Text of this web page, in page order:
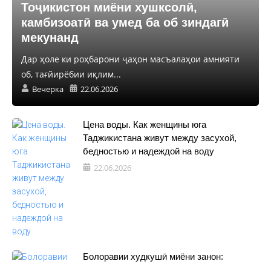
Тоҷикистон миёни хушксолӣ,
камбизоатӣ ва умед ба об зиндагӣ
мекунанд
Дар ҳоле ки роҳбарони ҷаҳон масъалаҳои амнияти
об, тағйирёбии иқлим...
Вечерка 22.06.2026
Цена воды. Как женщины юга
Таджикистана живут между засухой,
бедностью и надеждой на воду
22.06.2026
Болоравии худкушӣ миёни занон: